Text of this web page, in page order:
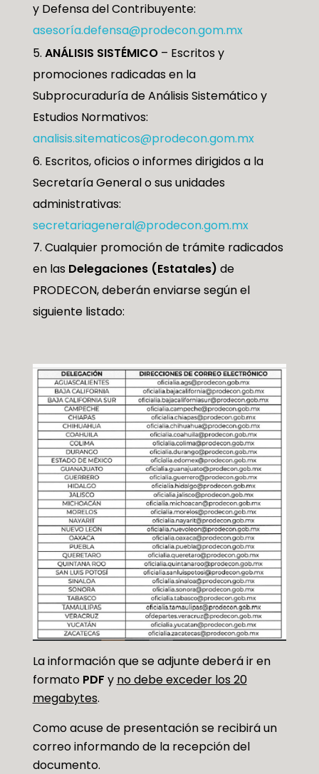
y Defensa del Contribuyente:
asesoría.defensa@prodecon.gom.mx
ANÁLISIS SISTÉMICO – Escritos y
promociones radicadas en la
Subprocuraduría de Análisis Sistemático y
Estudios Normativos:
analisis.sitematicos@prodecon.gom.mx
Escritos, oficios o informes dirigidos a la
Secretaría General o sus unidades
administrativas:
secretariageneral@prodecon.gom.mx
Cualquier promoción de trámite radicados
en las Delegaciones (Estatales) de
PRODECON, deberán enviarse según el
siguiente listado:
La información que se adjunte deberá ir en
formato PDF y no debe exceder los 20
megabytes.
Como acuse de presentación se recibirá un
correo informando de la recepción del
documento.